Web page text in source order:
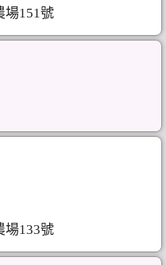
場151號
場133號